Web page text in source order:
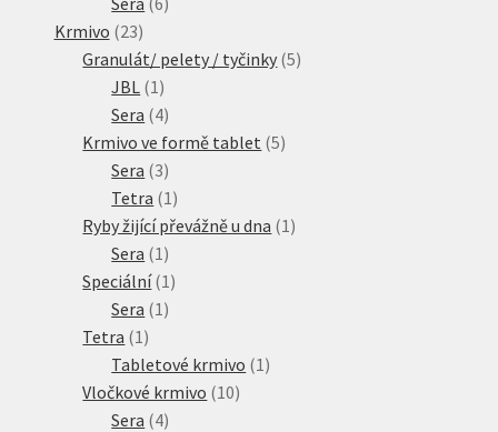
Krmivo 2323
produktů
Granulát/ pelety / tyčinky 55
JBL 1 1
produkt
Sera 44
produkty
Krmivo ve formě tablet 55
Sera 33
produkty
Tetra 1 1
produkt
Ryby žijící převážně u dna 1 1
Sera 1 1
produkt
Speciální 1 1
Sera 1 1
Tetra 1 1
produkt
Tabletové krmivo 1 1
Vločkové krmivo 1010
Sera 44